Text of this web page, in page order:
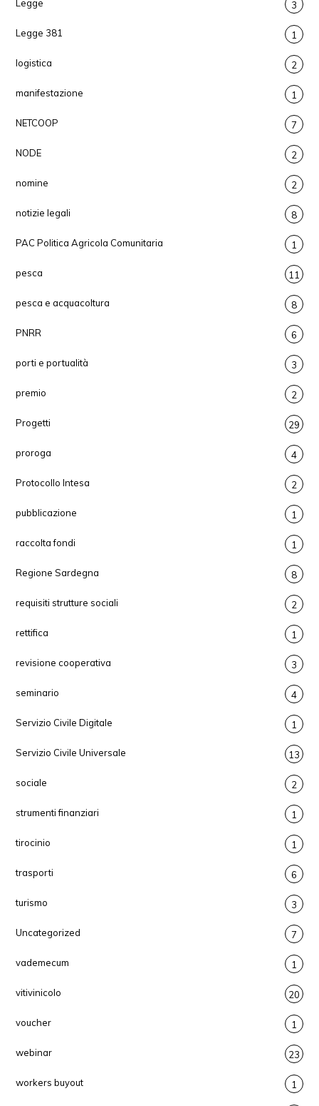
Legge 3
Legge 381 1
logistica 2
manifestazione 1
NETCOOP 7
NODE 2
nomine 2
notizie legali 8
PAC Politica Agricola Comunitaria 1
pesca 11
pesca e acquacoltura 8
PNRR 6
porti e portualità 3
premio 2
Progetti 29
proroga 4
Protocollo Intesa 2
pubblicazione 1
raccolta fondi 1
Regione Sardegna 8
requisiti strutture sociali 2
rettifica 1
revisione cooperativa 3
seminario 4
Servizio Civile Digitale 1
Servizio Civile Universale 13
sociale 2
strumenti finanziari 1
tirocinio 1
trasporti 6
turismo 3
Uncategorized 7
vademecum 1
vitivinicolo 20
voucher 1
webinar 23
workers buyout 1